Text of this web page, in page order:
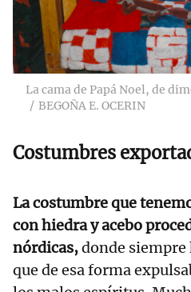
La cama de Papá Noel, de
BEGOÑA E. OCERIN
Costumbres
La costumbre que
con hiedra y acebo
nórdicas,donde siempre
que de esa forma